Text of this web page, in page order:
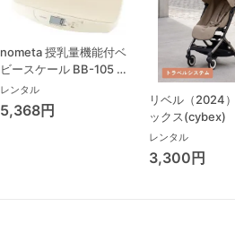
nometa 授乳量機能付ベ
ビースケール BB-105 タ
ニタ(TANITA) ベビースケ
ール・体重計
レンタル
5,368円
リベル（2024
ックス(cybex)
レンタル
3,300円